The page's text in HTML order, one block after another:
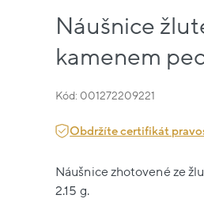
Náušnice
kamenem
Kód: 001272209221
Obdržíte certifikát
Náušnice zhotovené ze
2.15 g.